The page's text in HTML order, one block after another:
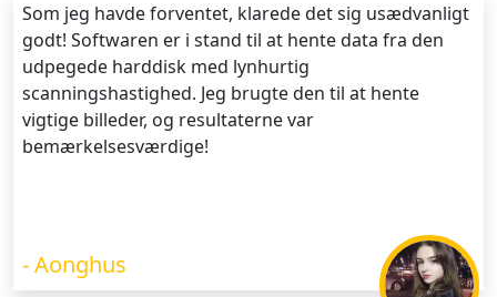
Som jeg havde forventet, klarede det sig usædvanligt
godt! Softwaren er i stand til at hente data fra den
udpegede harddisk med lynhurtig
scanningshastighed. Jeg brugte den til at hente
vigtige billeder, og resultaterne var
bemærkelsesværdige!
- Aonghus